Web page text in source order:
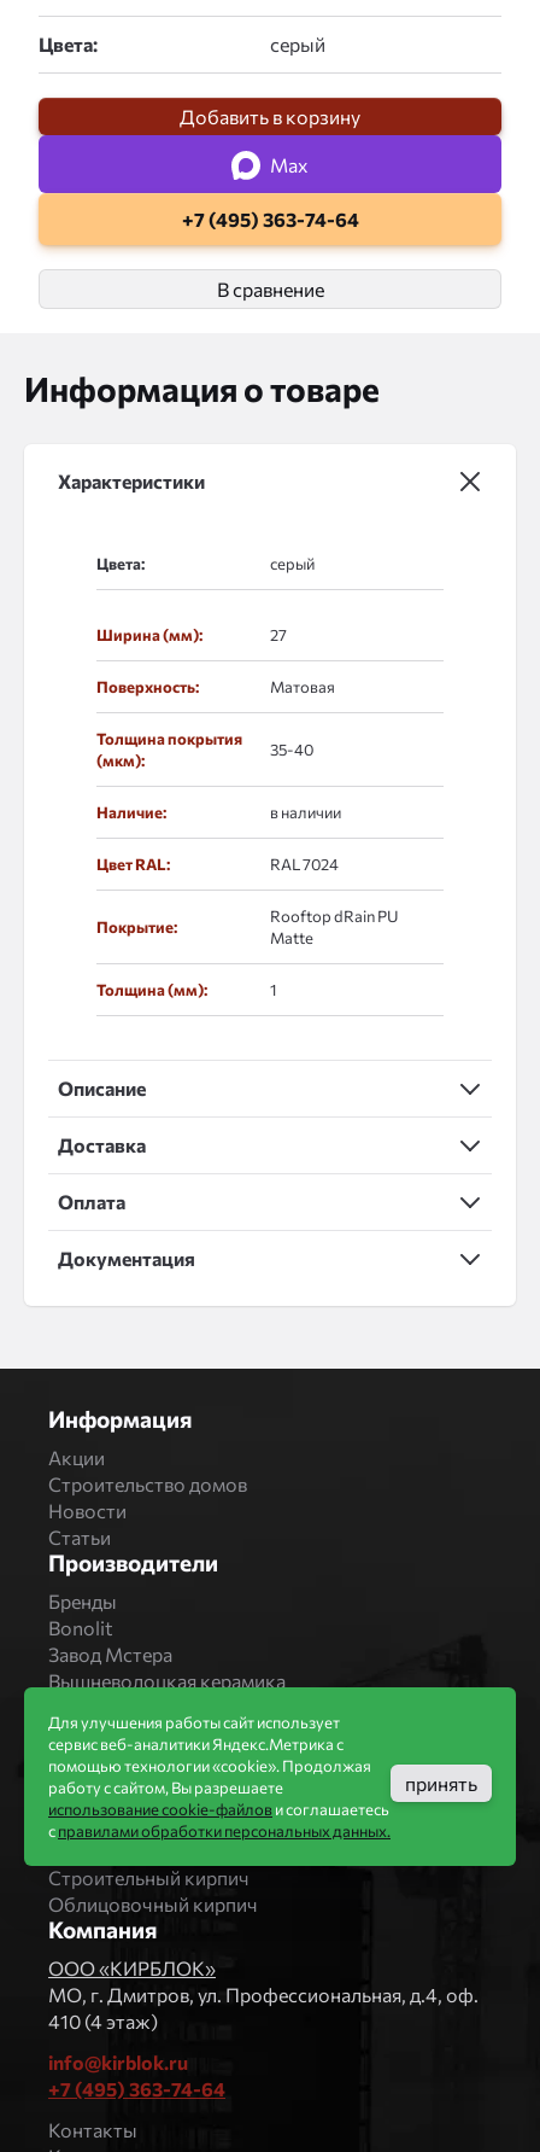
Цвета:
Добавить в корзину
Max
+7 (495) 363-74-64
В сравнение
Информация о товаре
Характеристики
Цвета:
Ширина (мм): 27
Поверхность: Матовая
Толщина покрытия
(мкм):
35-40
Наличие: в наличии
Цвет RAL: RAL 7024
Покрытие:
Rooftop dRain PU
Matte
Толщина (мм): 1
Описание
Доставка
Оплата
Документация
Информация
Акции
Строительство домов
Новости
Статьи
Производители
Бренды
Bonolit
Завод Мстера
Вышневолоцкая керамика
Комбинат СТРОМА
Вяземский кирпичный завод
Продукция
Каталог
Строительный кирпич
Облицовочный кирпич
Компания
ООО «КИРБЛОК»
МO, г. Дмитров, ул. Профессиональная, д.4, оф.
410 (4 этаж)
info@kirblok.ru
+7 (495) 363-74-64
Контакты
Для улучшения работы сайт использует
сервис веб-аналитики Яндекс.Метрика с
помощью технологии «cookie». Продолжая
работу с сайтом, Вы разрешаете
использование cookie-файлови соглашаетесь
справилами обработки персональных данных.
принять